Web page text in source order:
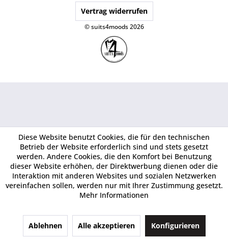
Vertrag widerrufen
© suits4moods 2026
Diese Website benutzt Cookies, die für den technischen
Betrieb der Website erforderlich sind und stets gesetzt
werden. Andere Cookies, die den Komfort bei Benutzung
dieser Website erhöhen, der Direktwerbung dienen oder die
Interaktion mit anderen Websites und sozialen Netzwerken
vereinfachen sollen, werden nur mit Ihrer Zustimmung gesetzt.
Mehr Informationen
Ablehnen Alle akzeptieren Konfigurieren